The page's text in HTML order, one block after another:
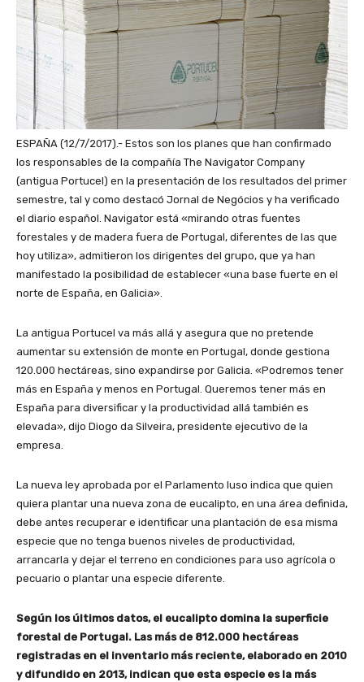
ESPAÑA (12/7/2017).- Estos son los planes que han confirmado
los responsables de la compañía The Navigator Company
(antigua Portucel) en la presentación de los resultados del primer
semestre, tal y como destacó Jornal de Negócios y ha verificado
el diario español. Navigator está «mirando otras fuentes
forestales y de madera fuera de Portugal, diferentes de las que
hoy utiliza», admitieron los dirigentes del grupo, que ya han
manifestado la posibilidad de establecer «una base fuerte en el
norte de España, en Galicia».
La antigua Portucel va más allá y asegura que no pretende
aumentar su extensión de monte en Portugal, donde gestiona
120.000 hectáreas, sino expandirse por Galicia. «Podremos tener
más en España y menos en Portugal. Queremos tener más en
España para diversificar y la productividad allá también es
elevada», dijo Diogo da Silveira, presidente ejecutivo de la
empresa.
La nueva ley aprobada por el Parlamento luso indica que quien
quiera plantar una nueva zona de eucalipto, en una área definida,
debe antes recuperar e identificar una plantación de esa misma
especie que no tenga buenos niveles de productividad,
arrancarla y dejar el terreno en condiciones para uso agrícola o
pecuario o plantar una especie diferente.
Según los últimos datos, el eucalipto domina la superficie
forestal de Portugal. Las más de 812.000 hectáreas
registradas en el inventario más reciente, elaborado en 2010
y difundido en 2013, indican que esta especie es la más